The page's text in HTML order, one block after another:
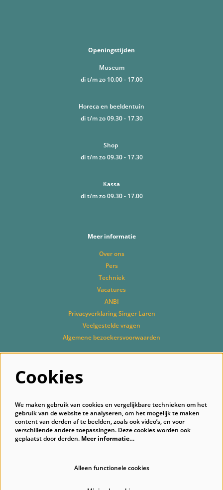
Openingstijden
Museum
di t/m zo 10.00 - 17.00
Horeca en beeldentuin
di t/m zo 09.30 - 17.30
Shop
di t/m zo 09.30 - 17.30
Kassa
di t/m zo 09.30 - 17.00
Meer informatie
Over ons
Pers
Techniek
Vacatures
ANBI
Privacyverklaring Singer Laren
Veelgestelde vragen
Algemene bezoekersvoorwaarden
Cookies
We maken gebruik van cookies en vergelijkbare technieken om het
gebruik van de website te analyseren, om het mogelijk te maken
content van derden af te beelden, zoals ook video’s, en voor
verschillende andere toepassingen. Deze cookies worden ook
geplaatst door derden. Meer informatie…
Alleen functionele cookies